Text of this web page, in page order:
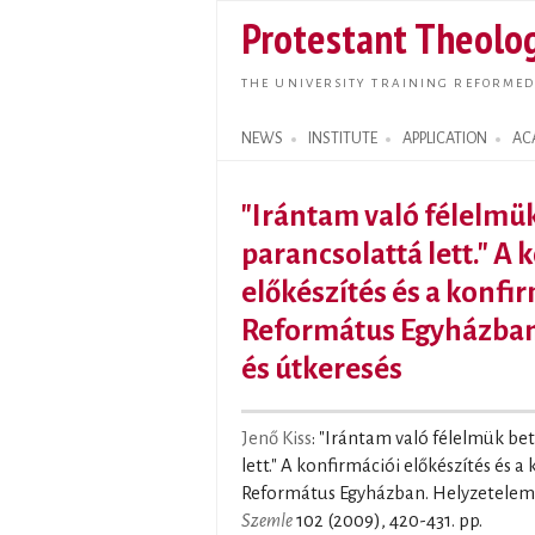
Protestant
THE UNIVERSITY TRAINING
NEWS INSTITUTE APPLICATION
Search form
"Irántam való
parancsolattá lett." A
előkészítés és a
Református
és útkeresés
Jenő Kiss: "Irántam való félelmük
lett." A konfirmációi előkészítés és a
Református Egyházban.
Szemle102 (2009), 420-431. pp.